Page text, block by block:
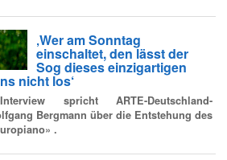
‚Wer am Sonntag
einschaltet, den lässt der
Sog dieses einzigartigen
nicht los‘
spricht ARTE-Deutschland-
Bergmann über die Entstehung des
.